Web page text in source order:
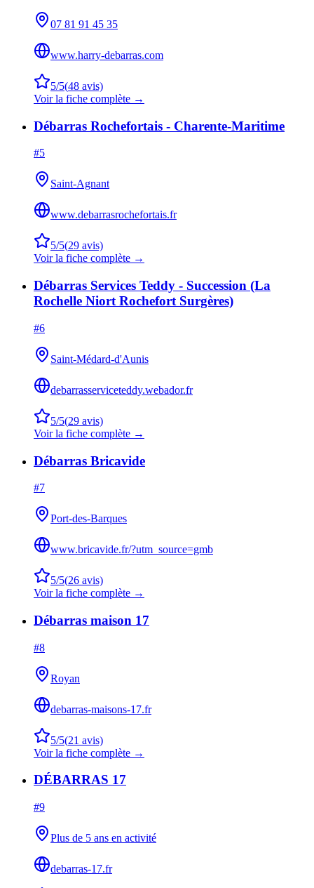
07 81 91 45 35
www.harry-debarras.com
5/5(48 avis)
Voir la fiche complète →
Débarras Rochefortais - Charente-Maritime
#5
Saint-Agnant
www.debarrasrochefortais.fr
5/5(29 avis)
Voir la fiche complète →
Débarras Services Teddy - Succession (La
Rochelle Niort Rochefort Surgères)
#6
Saint-Médard-d'Aunis
debarrasserviceteddy.webador.fr
5/5(29 avis)
Voir la fiche complète →
Débarras Bricavide
#7
Port-des-Barques
www.bricavide.fr/?utm_source=gmb
5/5(26 avis)
Voir la fiche complète →
Débarras maison 17
#8
Royan
debarras-maisons-17.fr
5/5(21 avis)
Voir la fiche complète →
DÉBARRAS 17
#9
Plus de 5 ans en activité
debarras-17.fr